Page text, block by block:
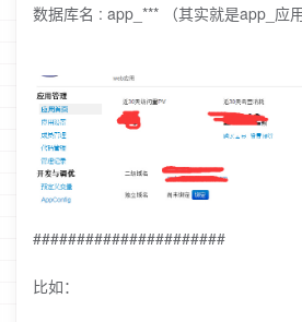
数据库名 : app_*** （其实就是app_应用
######################
比如：